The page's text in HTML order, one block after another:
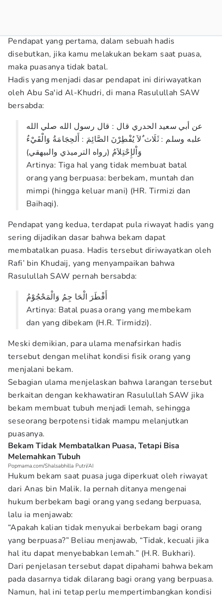
Pendapat yang pertama, dalam sebuah hadis
disebutkan, jika kamu melakukan bekam saat puasa,
maka puasanya tidak batal.
Hadis yang menjadi dasar pendapat ini diriwayatkan
oleh Abu Sa'id Al-Khudri, di mana Rasulullah SAW
bersabda:
عن أبي سعيد الحدري قال : قال رسول الله صلي الله
علبه وسلم : ثَلَاث ٌلاَ يُفْطِرْنَ الصَّائِمَ : أَلحِجَامَةُ وَالْقَيْءُ
وَاْلإِحْتِلاَمُ (رواه الترميذي والبيهقي)
Artinya: Tiga hal yang tidak membuat batal
orang yang berpuasa: berbekam, muntah dan
mimpi (hingga keluar mani) (HR. Tirmizi dan
Baihaqi).
Pendapat yang kedua, terdapat pula riwayat hadis yang
sering dijadikan dasar bahwa bekam dapat
membatalkan puasa. Hadis tersebut diriwayatkan oleh
Rafi’ bin Khudaij, yang menyampaikan bahwa
Rasulullah SAW pernah bersabda:
أَفْطَرَ الْحَا جِمُ وَالْمَحْجُوْمُ
Artinya: Batal puasa orang yang membekam
dan yang dibekam (H.R. Tirmidzi).
Meski demikian, para ulama menafsirkan hadis
tersebut dengan melihat kondisi fisik orang yang
menjalani bekam.
Sebagian ulama menjelaskan bahwa larangan tersebut
berkaitan dengan kekhawatiran Rasulullah SAW jika
bekam membuat tubuh menjadi lemah, sehingga
seseorang berpotensi tidak mampu melanjutkan
puasanya.
Bekam Tidak Membatalkan Puasa, Tetapi Bisa
Melemahkan Tubuh
Popmama.com/Shalsabhilla Putri/AI
Hukum bekam saat puasa juga diperkuat oleh riwayat
dari Anas bin Malik. Ia pernah ditanya mengenai
hukum berbekam bagi orang yang sedang berpuasa,
lalu ia menjawab:
“Apakah kalian tidak menyukai berbekam bagi orang
yang berpuasa?” Beliau menjawab, “Tidak, kecuali jika
hal itu dapat menyebabkan lemah.” (H.R. Bukhari).
Dari penjelasan tersebut dapat dipahami bahwa bekam
pada dasarnya tidak dilarang bagi orang yang berpuasa.
Namun, hal ini tetap perlu mempertimbangkan kondisi